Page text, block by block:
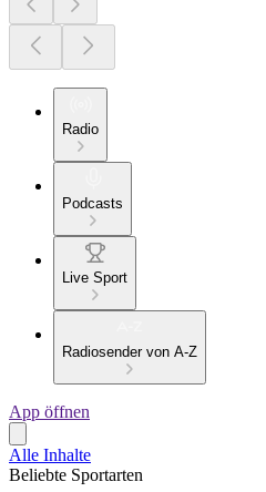
Radio
Podcasts
Live Sport
Radiosender von A-Z
App öffnen
Alle Inhalte
Beliebte Sportarten